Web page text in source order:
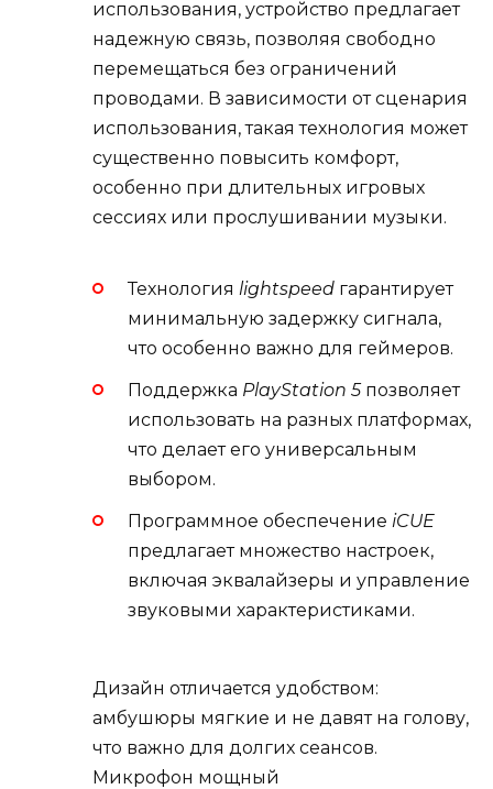
использования, устройство предлагает
надежную связь, позволяя свободно
перемещаться без ограничений
проводами. В зависимости от сценария
использования, такая технология может
существенно повысить комфорт,
особенно при длительных игровых
сессиях или прослушивании музыки.
Технология lightspeed гарантирует
минимальную задержку сигнала,
что особенно важно для геймеров.
Поддержка PlayStation 5позволяет
использовать на разных платформах,
что делает его универсальным
выбором.
Программное обеспечение iCUE
предлагает множество настроек,
включая эквалайзеры и управление
звуковыми характеристиками.
Дизайн отличается удобством:
амбушюры мягкие и не давят на голову,
что важно для долгих сеансов.
Микрофон мощный